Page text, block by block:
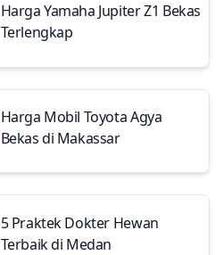
Harga Yamaha Jupiter Z1 Bekas
Terlengkap
Harga Mobil Toyota Agya
Bekas di Makassar
5 Praktek Dokter Hewan
Terbaik di Medan